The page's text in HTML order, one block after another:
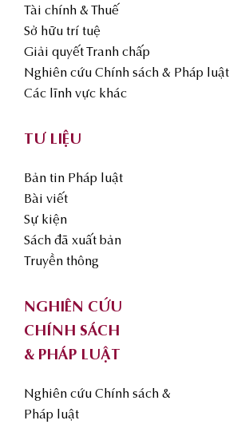
Tài chính & Thuế
Sở hữu trí tuệ
Giải quyết Tranh chấp
Nghiên cứu Chính sách & Pháp luật
Các lĩnh vực khác
TƯ LIỆU
Bản tin Pháp luật
Bài viết
Sự kiện
Sách đã xuất bản
Truyền thông
NGHIÊN CỨU
CHÍNH SÁCH
& PHÁP LUẬT
Nghiên cứu Chính sách &
Pháp luật